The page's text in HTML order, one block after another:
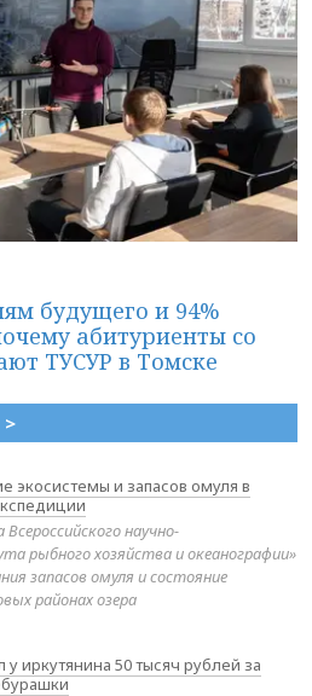
будущего и 94%
абитуриенты со
ТУСУР в Томске
>
экосистемы и запасов омуля в
научно-
рыбного хозяйства и океанографии»
запасов омуля и состояние
районах озера
иркутянина 50 тысяч рублей за